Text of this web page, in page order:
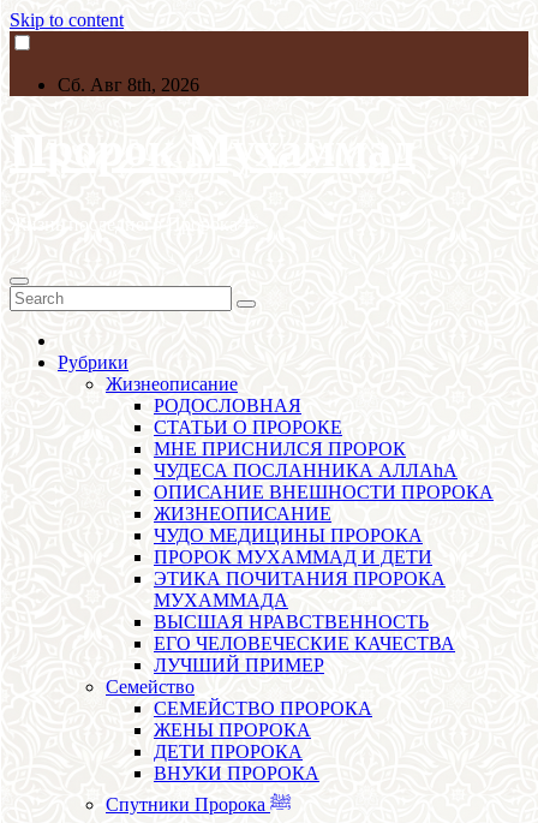
Skip to content
Сб. Авг 8th, 2026
Рубрики
Жизнеописание
РОДОСЛОВНАЯ
СТАТЬИ О ПРОРОКЕ
МНЕ ПРИСНИЛСЯ ПРОРОК
ЧУДЕСА ПОСЛАННИКА АЛЛАhА
ОПИСАНИЕ ВНЕШНОСТИ ПРОРОКА
ЖИЗНЕОПИСАНИЕ
ЧУДО МЕДИЦИНЫ ПРОРОКА
ПРОРОК МУХАММАД И ДЕТИ
ЭТИКА ПОЧИТАНИЯ ПРОРОКА
МУХАММАДА
ВЫСШАЯ НРАВСТВЕННОСТЬ
ЕГО ЧЕЛОВЕЧЕСКИЕ КАЧЕСТВА
ЛУЧШИЙ ПРИМЕР
Семейство
СЕМЕЙСТВО ПРОРОКА
ЖЕНЫ ПРОРОКА
ДЕТИ ПРОРОКА
ВНУКИ ПРОРОКА
Спутники Пророка ﷺ